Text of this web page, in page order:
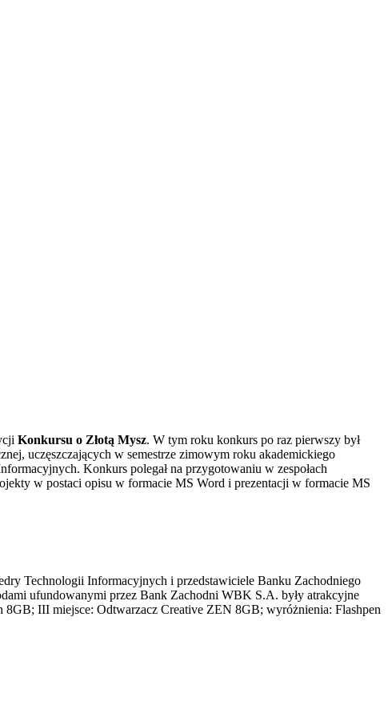
Konkursu o Złotą Mysz. W tym roku konkurs po raz pierwszy był
uczęszczających w semestrze zimowym roku akademickiego
Konkurs polegał na przygotowaniu w zespołach
w postaci opisu w formacie MS Word i prezentacji w formacie MS
Technologii Informacyjnych i przedstawiciele Banku Zachodniego
ufundowanymi przez Bank Zachodni WBK S.A. były atrakcyjne
III miejsce: Odtwarzacz Creative ZEN 8GB; wyróżnienia: Flashpen